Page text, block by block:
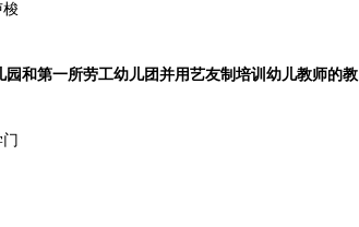
和第一所劳工幼儿团并用艺友制培训幼儿教师的教